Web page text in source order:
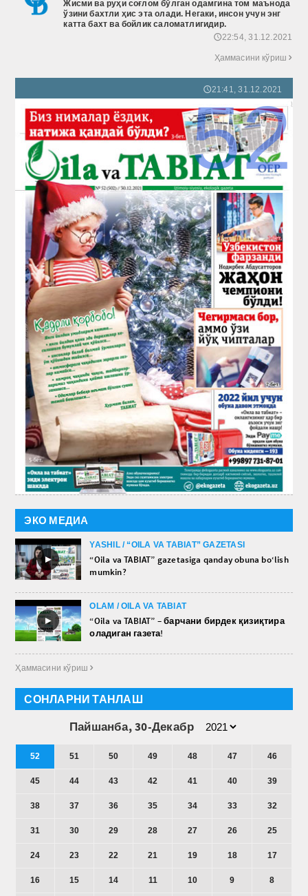
Жисми ва руҳи соғлом бўлган одамгина том маънода
ўзини бахтли ҳис эта олади. Негаки, инсон учун энг
катта бахт ва бойлик саломатлигидир.
🕔22:54, 31.12.2021
Ҳаммасини кўриш
🕔21:41, 31.12.2021
52
ЭКО МЕДИА
►
YASHIL / “OILA VA TABIAT” GAZETASI
“Oila va TABIAT” gazetasiga qanday obuna bo‘lish
mumkin?
►
OLAM / OILA VA TABIAT
“Oila va TABIAT” – барчани бирдек қизиқтира
оладиган газета!
Ҳаммасини кўриш 
СОНЛАРНИ ТАНЛАШ
Пайшанба, 30-Декабр
52 51 50 49 48 47 46
45 44 43 42 41 40 39
38 37 36 35 34 33 32
31 30 29 28 27 26 25
24 23 22 21 19 18 17
16 15 14 11 10 9 8